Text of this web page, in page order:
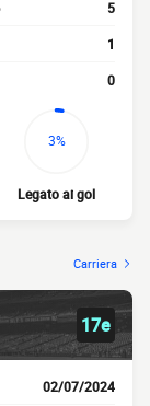
5
1
0
3%
Legato ai gol
Carriera
17e
02/07/2024